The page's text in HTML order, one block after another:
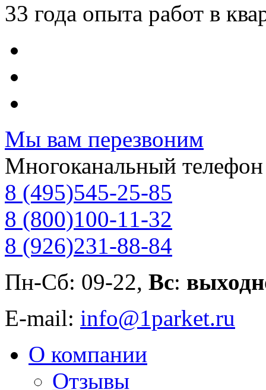
33 года опыта работ в
Мы вам перезвоним
Многоканальный телефон
8 (495)545-25-85
8 (800)100-11-32
8 (926)231-88-84
Пн-Сб: 09-22, Вс:
E-mail: info@1parket.ru
О компании
Отзывы